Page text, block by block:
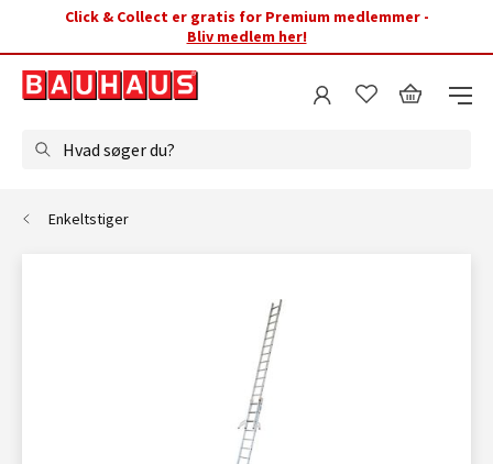
Click & Collect er gratis for Premium medlemmer -
Bliv medlem her!
Hvad søger du?
Enkeltstiger